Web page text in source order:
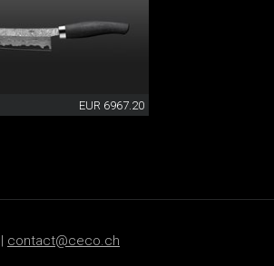
EUR 6967.20
contact@ceco.ch